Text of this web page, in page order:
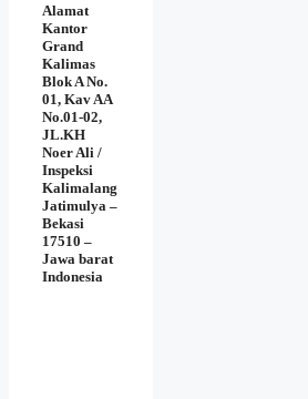
Alamat
Kantor
Grand
Kalimas
Blok A No.
01, Kav AA
No.01-02,
JL.KH
Noer Ali /
Inspeksi
Kalimalang
Jatimulya –
Bekasi
17510 –
Jawa barat
Indonesia